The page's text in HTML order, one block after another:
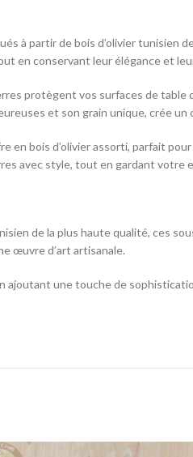
à partir de bois d’olivier
en conservant leur élégance et
protègent vos surfaces de
et son grain unique, crée
en bois d’olivier assorti, parfait
avec style, tout en gardant votre
de la plus haute qualité, ces
œuvre d’art artisanale.
une touche de